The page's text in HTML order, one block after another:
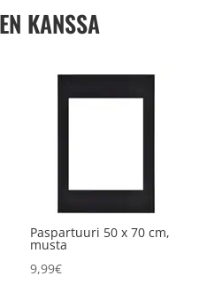
KANSSA
Paspartuuri 50 x 70 cm,
musta
9,99€